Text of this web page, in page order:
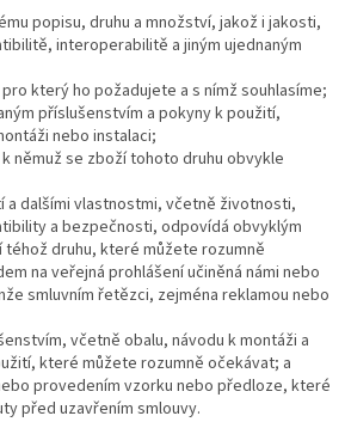
popisu, druhu a množství, jakož i jakosti,
interoperabilitě a jiným ujednaným
který ho požadujete a s nímž souhlasíme;
příslušenstvím a pokyny k použití,
nebo instalaci;
němuž se zboží tohoto druhu obvykle
a dalšími vlastnostmi, včetně životnosti,
a bezpečnosti, odpovídá obvyklým
druhu, které můžete rozumně
na veřejná prohlášení učiněná námi nebo
smluvním řetězci, zejména reklamou nebo
včetně obalu, návodu k montáži a
které můžete rozumně očekávat; a
provedením vzorku nebo předloze, které
před uzavřením smlouvy.